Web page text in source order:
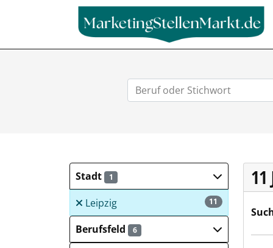
Stadt 1
11
Leipzig
Berufsfeld
6
11